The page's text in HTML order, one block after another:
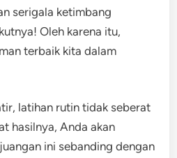
serigala ketimbang
Oleh karena itu,
terbaik kita dalam
latihan rutin tidak seberat
hasilnya, Anda akan
ini sebanding dengan